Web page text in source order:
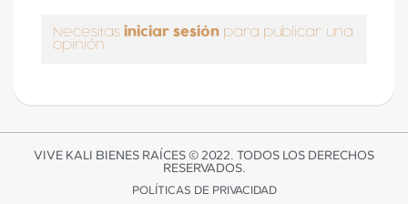
Necesitas iniciar sesión para publicar una
opinión
VIVE KALI BIENES RAÍCES © 2022. TODOS LOS DERECHOS
RESERVADOS.
POLÍTICAS DE PRIVACIDAD